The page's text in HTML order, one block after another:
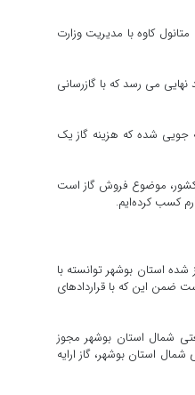
کاوه با مدیریت وزارت
به تولید نهایی می رسد که با گازرسانی
۱۳ میلیون لیتر گازوییل به ارزش ۱۷ میلیارد تومان صرفه جویی شده که هزینه گاز یک
موضوع فروش گاز است
شده استان بوشهر توانسته با
کسب کرده است ضمن این که با قرارداد‌های
شمال استان بوشهر مجوز
شمال استان بوشهر، گاز ارایه